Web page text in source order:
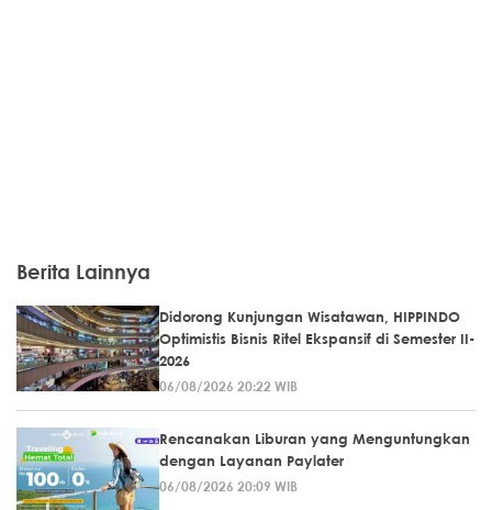
Berita Lainnya
Didorong Kunjungan Wisatawan, HIPPINDO
Optimistis Bisnis Ritel Ekspansif di Semester II-
2026
06/08/2026 20:22 WIB
Rencanakan Liburan yang Menguntungkan
dengan Layanan Paylater
06/08/2026 20:09 WIB